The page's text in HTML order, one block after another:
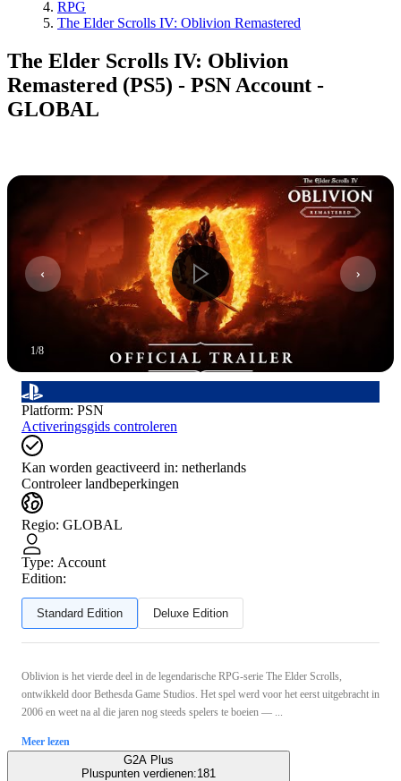
RPG
The Elder Scrolls IV: Oblivion Remastered
The Elder Scrolls IV: Oblivion
Remastered (PS5) - PSN Account -
GLOBAL
1/8
Platform: PSN
Activeringsgids controleren
Kan worden geactiveerd in: netherlands
Controleer landbeperkingen
Regio: GLOBAL
Type: Account
Edition:
Standard Edition Deluxe Edition
Oblivion is het vierde deel in de legendarische RPG-serie The Elder Scrolls,
ontwikkeld door Bethesda Game Studios. Het spel werd voor het eerst uitgebracht in
2006 en weet na al die jaren nog steeds spelers te boeien — ...
Meer lezen
G2A Plus
Pluspunten verdienen:181